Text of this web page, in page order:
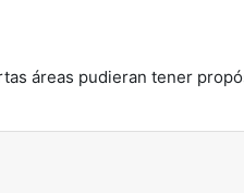
áreas pudieran tener